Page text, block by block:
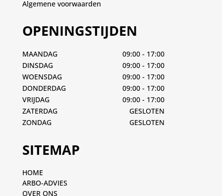
Algemene voorwaarden
OPENINGSTIJDEN
MAANDAG
09:00 - 17:00
DINSDAG
09:00 - 17:00
WOENSDAG
09:00 - 17:00
DONDERDAG
09:00 - 17:00
VRIJDAG
09:00 - 17:00
ZATERDAG
GESLOTEN
ZONDAG
GESLOTEN
SITEMAP
HOME
ARBO-ADVIES
OVER ONS